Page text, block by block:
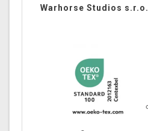
Warhorse Studios s.r.o.